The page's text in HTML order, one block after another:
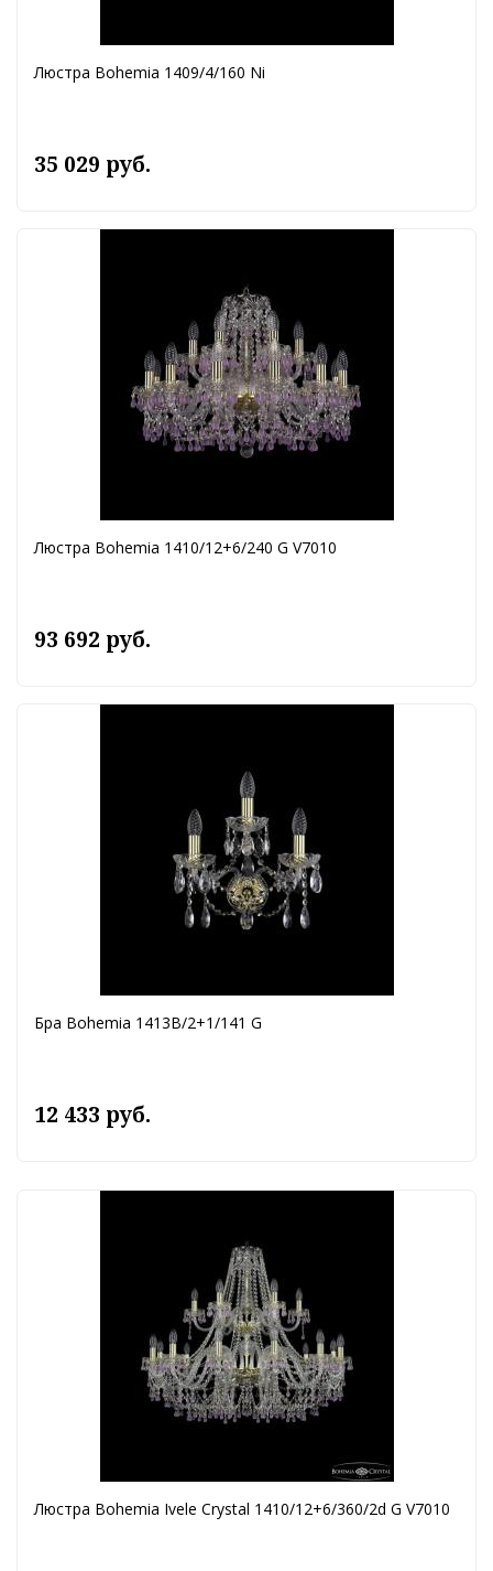
Люстра Bohemia 1409/4/160 Ni
35 029 руб.
Люстра Bohemia 1410/12+6/240 G V7010
93 692 руб.
Бра Bohemia 1413B/2+1/141 G
12 433 руб.
Люстра Bohemia Ivele Crystal 1410/12+6/360/2d G V7010